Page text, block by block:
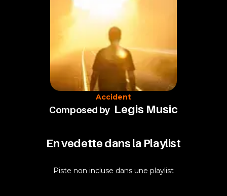
Accident
Composed by Legis Music
En vedette dans la Playlist
Piste non incluse dans une playlist